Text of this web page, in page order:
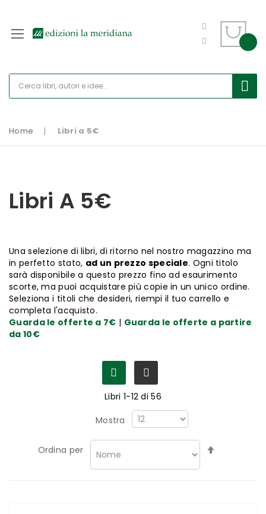
Home Libri a 5€
Libri A 5€
Una selezione di libri, di ritorno nel nostro magazzino ma
in perfetto stato, ad un prezzo speciale. Ogni titolo
sarà disponibile a questo prezzo fino ad esaurimento
scorte, ma puoi acquistare più copie in un unico ordine.
Seleziona i titoli che desideri, riempi il tuo carrello e
completa l'acquisto.
Guarda le offerte a 7€ | Guarda le offerte a partire
da 10€
Libri 1-12 di56
Mostra
Ordina per